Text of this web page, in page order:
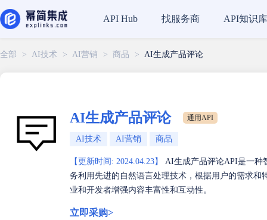
全部 > AI技术 > AI营销 > 商品 > AI生成产品评论
AI生成产品评论 通用API
AI技术 AI营销 商品
【更新时间: 2024.04.23】
AI生成产品评论API是一种
务利用先进的自然语言处理技术，根据用户的需求
业和开发者增强内容丰富性和互动性。
立即采购>
API Hub 找服务商 API知识库